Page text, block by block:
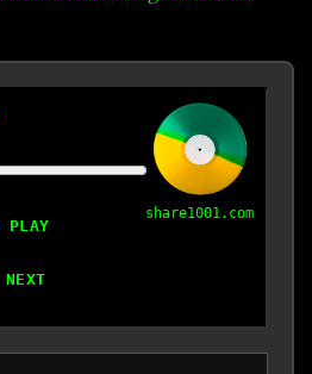
PLAY
share1001.com